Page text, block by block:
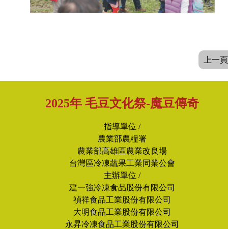
上一頁
2025年 毛豆文化祭-魔豆傳奇
指導單位 /
農業部農糧署
農業部高雄區農業改良場
台灣區冷凍蔬果工業同業公會
主辦單位 /
建一強冷凍食品股份有限公司
禎祥食品工業股份有限公司
大明食品工業股份有限公司
永昇冷凍食品工業股份有限公司